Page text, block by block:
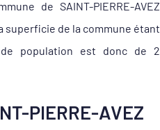
de SAINT-PIERRE-AVEZ
superficie de la commune étant
de population est donc de 2
PIERRE-AVEZ